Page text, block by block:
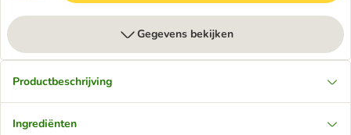
Gegevens bekijken
Productbeschrijving
Ingrediënten